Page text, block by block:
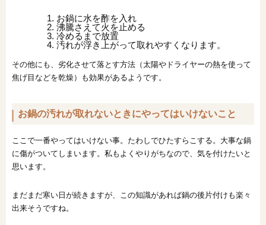
お鍋に水を酢を入れ
沸騰さえて火を止める
冷めるまで放置
汚れが浮き上がって取れやすくなります。
その他にも、劣化させて落とす方法（太陽やドライヤーの熱を使って
焦げ目などを乾燥）も効果があるようです。
お鍋の汚れが取れないときにやってはいけないこと
ここで一番やってはいけない事。たわしでひたすらこする。大事な鍋
に傷がついてしまいます。私もよくやりがちなので、気を付けたいと
思います。
まだまだ寒い日が続きますが、この知識があれば鍋の後片付けも楽々
出来そうですね。